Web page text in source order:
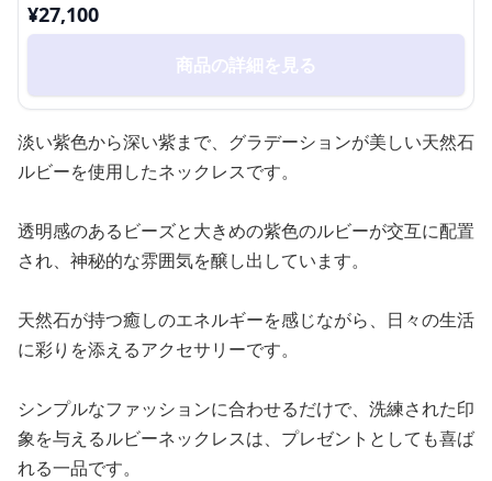
¥27,100
商品の詳細を見る
淡い紫色から深い紫まで、グラデーションが美しい天然石
ルビーを使用したネックレスです。
透明感のあるビーズと大きめの紫色のルビーが交互に配置
され、神秘的な雰囲気を醸し出しています。
天然石が持つ癒しのエネルギーを感じながら、日々の生活
に彩りを添えるアクセサリーです。
シンプルなファッションに合わせるだけで、洗練された印
象を与えるルビーネックレスは、プレゼントとしても喜ば
れる一品です。